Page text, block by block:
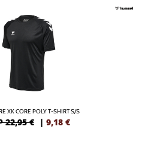
XK CORE POLY T-SHIRT S/S
22,95 € | 9,18 €